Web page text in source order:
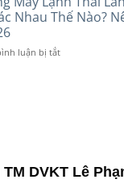
Chọn
Năm
Máy
2026?
Khác
Thế
Tư
Khi
Dời
Bảo
Nhau Thế Nào?
luận bị tắtở
Đồng
DVKT Lê